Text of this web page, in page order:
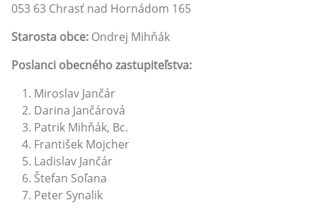
053 63 Chrasť nad Hornádom 165
Starosta obce: Ondrej Mihňák
Poslanci obecného zastupiteľstva:
Miroslav Jančár
Darina Jančárová
Patrik Mihňák, Bc.
František Mojcher
Ladislav Jančár
Štefan Soľana
Peter Synalik